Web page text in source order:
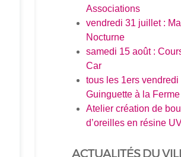
Associations
vendredi 31 juillet :
Nocturne
samedi 15 août :
Car
tous les 1ers vendredi
Guinguette à la Ferme
Atelier création de
d’oreilles en résine
ACTUALITÉS DU